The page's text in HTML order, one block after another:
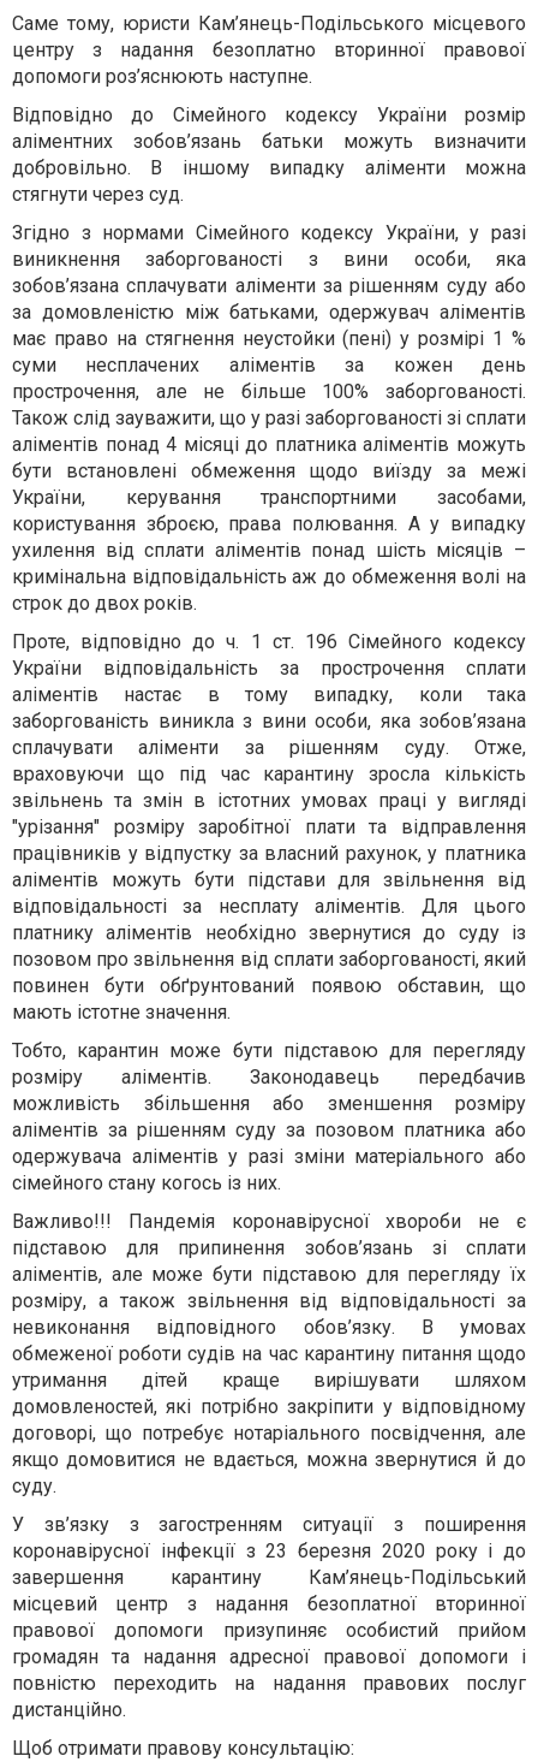
Саме тому, юристи Кам’янець-Подільського місцевого
центру з надання безоплатно вторинної правової
допомоги роз’яснюють наступне.
Відповідно до Сімейного кодексу України розмір
аліментних зобов’язань батьки можуть визначити
добровільно. В іншому випадку аліменти можна
стягнути через суд.
Згідно з нормами Сімейного кодексу України, у разі
виникнення заборгованості з вини особи, яка
зобов’язана сплачувати аліменти за рішенням суду або
за домовленістю між батьками, одержувач аліментів
має право на стягнення неустойки (пені) у розмірі 1 %
суми несплачених аліментів за кожен день
прострочення, але не більше 100% заборгованості.
Також слід зауважити, що у разі заборгованості зі сплати
аліментів понад 4 місяці до платника аліментів можуть
бути встановлені обмеження щодо виїзду за межі
України, керування транспортними засобами,
користування зброєю, права полювання. А у випадку
ухилення від сплати аліментів понад шість місяців –
кримінальна відповідальність аж до обмеження волі на
строк до двох років.
Проте, відповідно до ч. 1 ст. 196 Сімейного кодексу
України відповідальність за прострочення сплати
аліментів настає в тому випадку, коли така
заборгованість виникла з вини особи, яка зобов’язана
сплачувати аліменти за рішенням суду. Отже,
враховуючи що під час карантину зросла кількість
звільнень та змін в істотних умовах праці у вигляді
"урізання" розміру заробітної плати та відправлення
працівників у відпустку за власний рахунок, у платника
аліментів можуть бути підстави для звільнення від
відповідальності за несплату аліментів. Для цього
платнику аліментів необхідно звернутися до суду із
позовом про звільнення від сплати заборгованості, який
повинен бути обґрунтований появою обставин, що
мають істотне значення.
Тобто, карантин може бути підставою для перегляду
розміру аліментів. Законодавець передбачив
можливість збільшення або зменшення розміру
аліментів за рішенням суду за позовом платника або
одержувача аліментів у разі зміни матеріального або
сімейного стану когось із них.
Важливо!!! Пандемія коронавірусної хвороби не є
підставою для припинення зобов’язань зі сплати
аліментів, але може бути підставою для перегляду їх
розміру, а також звільнення від відповідальності за
невиконання відповідного обов’язку. В умовах
обмеженої роботи судів на час карантину питання щодо
утримання дітей краще вирішувати шляхом
домовленостей, які потрібно закріпити у відповідному
договорі, що потребує нотаріального посвідчення, але
якщо домовитися не вдається, можна звернутися й до
суду.
У зв’язку з загостренням ситуації з поширення
коронавірусної інфекції з 23 березня 2020 року і до
завершення карантину Кам’янець-Подільський
місцевий центр з надання безоплатної вторинної
правової допомоги призупиняє особистий прийом
громадян та надання адресної правової допомоги і
повністю переходить на надання правових послуг
дистанційно.
Щоб отримати правову консультацію: